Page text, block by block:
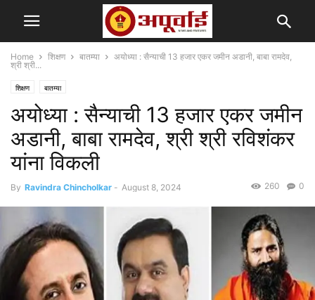
Home शिक्षण बातम्या
अयोध्या : सैन्याची 13 हजार एकर जमीन अडानी, बाबा रामदेव,
श्री श्री...
शिक्षण बातम्या
अयोध्या : सैन्याची 13 हजार एकर जमीन
अडानी, बाबा रामदेव, श्री श्री रविशंकर
यांना विकली
By Ravindra Chincholkar - August 8, 2024 0
260